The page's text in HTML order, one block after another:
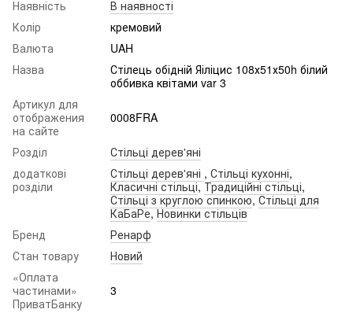
Наявність
В наявності
Колір
кремовий
Валюта
UAH
Назва
Стілець обідній Яіліцис 108х51х50h білий
оббивка квітами var 3
Артикул для
отображения
на сайте
0008FRA
Розділ
Стільці дерев'яні
додаткові
розділи
Стільці дерев'яні , Стільці кухонні,
Класичні стільці,Традиційні стільці,
Стільці з круглою спинкою,Стільці для
КаБаРе,Новинки стільців
Бренд
Ренарф
Стан товару
Новий
«Оплата
частинами»
ПриватБанку
3